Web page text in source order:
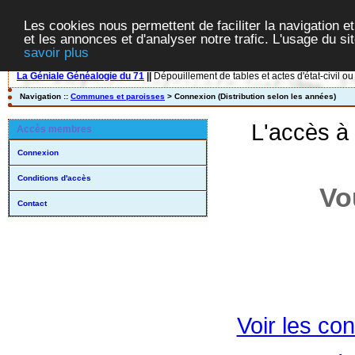
Les cookies nous permettent de faciliter la navigation
et les annonces et d'analyser notre trafic. L'usage du
savoir plus
La Géniale Généalogie du 71 Dépouillement de tables et actes d'état-civil
Navigation :: Communes et paroisses > Connexion (Distribution selon les années)
Accès membres
Connexion
Conditions d'accès
Contact
L'accès
Voir les